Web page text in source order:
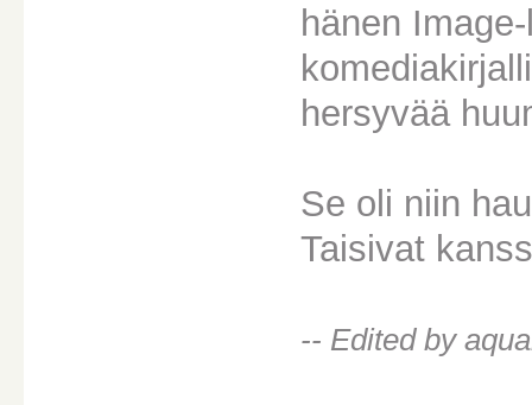
hänen
hersyvää
Se oli niin
Taisivat
-- Edited by